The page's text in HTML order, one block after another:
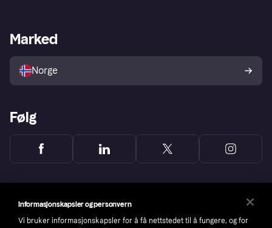
Utforsk butikker
Merchant portal
Marked
Norge
Følg
Informasjonskapsler og personvern
Vi bruker informasjonskapsler for å få nettstedet til å fungere, og for